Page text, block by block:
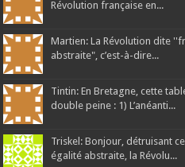
Révolution française en...
Martien: La Révolution dite
abstraite", c’est-à-dire...
Tintin: En Bretagne, cette
double peine : 1) L’anéanti...
Triskel: Bonjour, détruisant
égalité abstraite, la Révolu...